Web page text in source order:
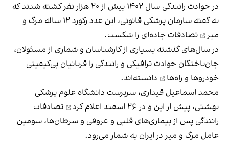
در حوادث رانندگی سال ۱۴۰۲ بیش از ۲۰ هزار نفر کشته شدند که
به گفته سازمان پزشکی قانونی، این عدد
رکورد ۱۲ ساله مرگ‌ و
میر
تصادفات جاده‌ای را شکست.
در سال‌های گذشته بسیاری از کارشناسان و شماری از مسئولان،
جان‌باختگان حوادث ترافیکی و رانندگی را قربانیان بی‌کیفیتی
خودروها و راه‌ها
دانسته‌اند.
محمد اسماعیل قیداری، سرپرست دانشگاه علوم پزشکی
بهشتی، پیش از این و در ۲۶ اسفند
اعلام کرد
تصادفات
رانندگی پس از بیماری‌های قلبی و عروقی و سرطان‌ها، سومین
عامل مرگ و میر در ایران به شمار می‌رود.